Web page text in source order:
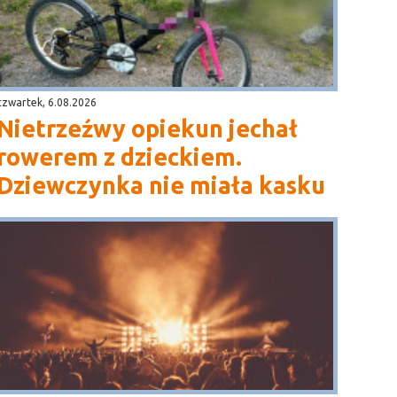
6.08.2026
opiekun jechał
z dzieckiem.
nie miała kasku